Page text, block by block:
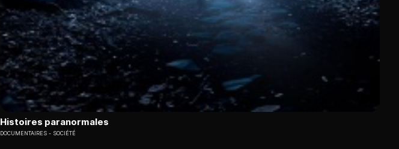
Histoires paranormales
DOCUMENTAIRES SOCIÉTÉ